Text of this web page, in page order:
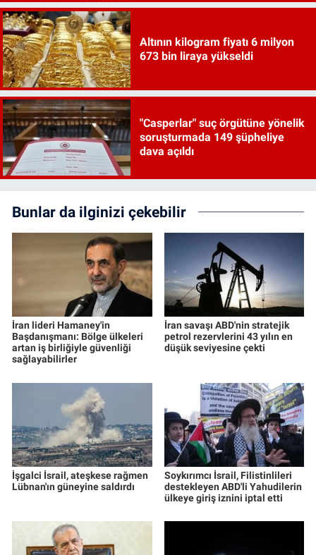
Altının kilogram fiyatı 6 milyon
673 bin liraya yükseldi
"Casperlar" suç örgütüne yönelik
soruşturmada 149 şüpheliye
dava açıldı
Bunlar da ilginizi çekebilir
İran lideri Hamaney'in
Başdanışmanı: Bölge ülkeleri
artan iş birliğiyle güvenliği
sağlayabilirler
İran savaşı ABD'nin stratejik
petrol rezervlerini 43 yılın en
düşük seviyesine çekti
İşgalci İsrail, ateşkese rağmen
Lübnan'ın güneyine saldırdı
Soykırımcı İsrail, Filistinlileri
destekleyen ABD'li Yahudilerin
ülkeye giriş iznini iptal etti